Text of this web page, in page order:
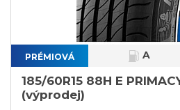
PRÉMIOVÁ A
185/60R15 88H E
(výprodej)